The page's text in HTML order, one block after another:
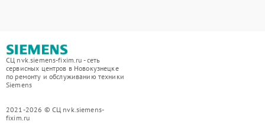
СЦ nvk.siemens-fixim.ru - сеть
сервисных центров в Новокузнецке
по ремонту и обслуживанию техники
Siemens
2021-2026 © СЦ nvk.siemens-
fixim.ru